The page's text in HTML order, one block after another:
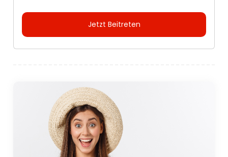
Jetzt Beitreten